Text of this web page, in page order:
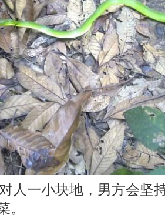
一小块地，男方会坚
。
2018年十二星座运势分析完整版